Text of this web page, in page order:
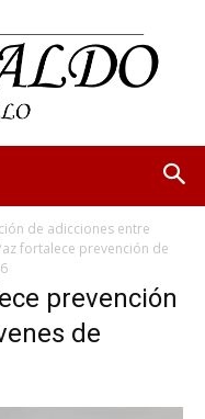
de adicciones entre
fortalece prevención de
prevención
de